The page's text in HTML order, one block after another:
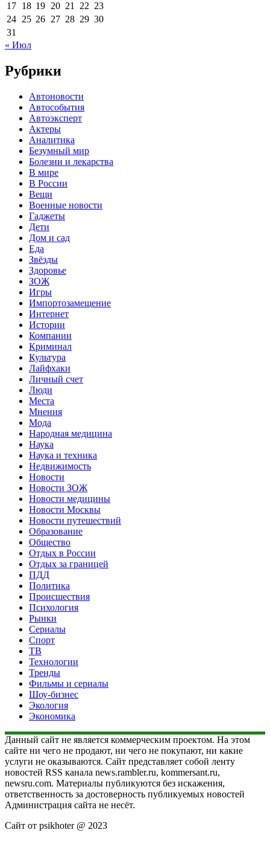
17 18 19 20 21 22 23
24 25 26 27 28 29 30
31
« Июл
Рубрики
Автоновости
Автособытия
Автоэксперт
Актеры
Аналитика
Безумный мир
Болезни и лекарства
В мире
В России
Вещи
Военные новости
Гаджеты
Дети
Дом и сад
Еда
Звёзды
Здоровье
ЗОЖ
Игры
Импортозамещение
Интернет
Истории
Компании
Криминал
Культура
Лайфхаки
Личный счет
Люди
Места
Мнения
Мода
Народная медицина
Наука
Наука и техника
Недвижимость
Новости
Новости ЗОЖ
Новости медицины
Новости Москвы
Новости путешествий
Образование
Общество
Отдых в России
Отдых за границей
ПДД
Политика
Происшествия
Психология
Рынки
Сериалы
Спорт
ТВ
Технологии
Тренды
Фильмы и сериалы
Шоу-бизнес
Экология
Экономика
Данный сайт не является коммерческим проектом. На этом
сайте ни чего не продают, ни чего не покупают, ни какие
услуги не оказываются. Сайт представляет собой ленту
новостей RSS канала news.rambler.ru, kommersant.ru,
newsru.com. Материалы публикуются без искажения,
ответственность за достоверность публикуемых новостей
Администрация сайта не несёт.
Сайт от psikhoter @ 2023